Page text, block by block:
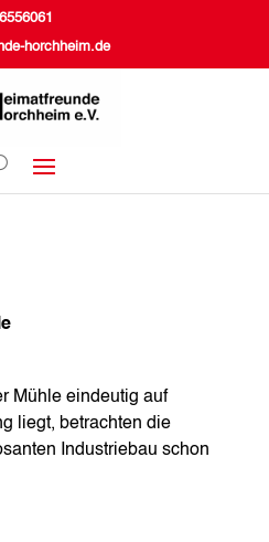
horchheim.de
Mühle eindeutig auf
liegt, betrachten die
Industriebau schon